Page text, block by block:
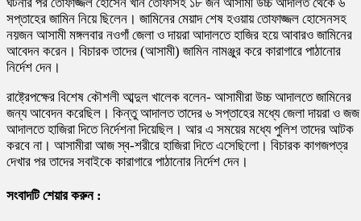
সপ্তাহের জামিন নিয়ে ছিলেন। জামিনের মেয়াদ শেষ হওয়ায় তোফাজ্জল হোসেনসহ
নয়জন আসামী মঙ্গলবার নওগাঁ জেলা ও দায়রা আদালতে হাজির হয়ে আবারও জামিনের
আবেদন করেন। বিচারক তাদের (আসামী) জামিন নামঞ্জুর করে কারাগারে পাঠানোর
নির্দেশ দেন।
রাষ্ট্রেপক্ষের বিশেষ কৌশলী আব্দুল খালেক বলেন- আসামীরা উচ্চ আদালতে জামিনের
জন্য আবেদন করেছিল। কিন্তু আদালত তাদের ৬ সপ্তাহের মধ্যে জেলা দায়রা ও জজ
আদালতে হাজিরা দিতে নির্দেশনা দিয়েছিল। আর এ সময়ের মধ্যে পুলিশ তাদের আটক
করবে না। আসামীরা আজ স্ব-শরীরে হাজিরা দিতে এসেছিলো। বিচারক কাগজপত্র
দেখার পর তাদের সবাইকে কারাগারে পাঠানোর নির্দেশ দেন।
সংবাদটি শেয়ার করুন :